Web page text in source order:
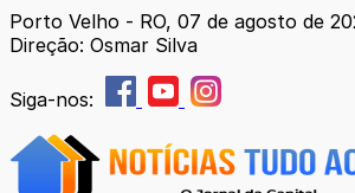
Porto Velho - RO, 07 de agosto de
Direção: Osmar Silva
Siga-nos: